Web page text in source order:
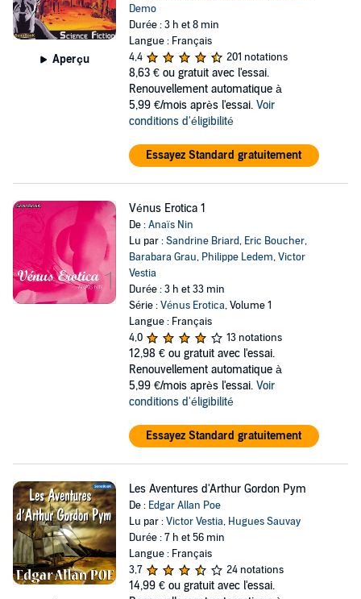
Aperçu
Demo
Durée : 3 h et 8 min
Langue : Français
4,4
201 notations
8,63 € ou gratuit avec l'essai.
Renouvellement automatique à
5,99 €/mois après l'essai. Voir
conditions d'éligibilité
Essayez Standard gratuitement
Vénus Erotica 1
De :Anaïs Nin
Lu par :Sandrine Briard, Eric Boucher,
Barabara Grau, Philippe Ledem,Victor
Vestia
Durée : 3 h et 33 min
Série :Vénus Erotica, Volume 1
Langue : Français
4,0
13 notations
12,98 € ou gratuit avec l'essai.
Renouvellement automatique à
5,99 €/mois après l'essai. Voir
conditions d'éligibilité
Essayez Standard gratuitement
Les Aventures d'Arthur Gordon Pym
De : Edgar Allan Poe
Lu par :Victor Vestia, Hugues Sauvay
Durée : 7 h et 56 min
Langue : Français
3,7
24 notations
14,99 € ou gratuit avec l'essai.